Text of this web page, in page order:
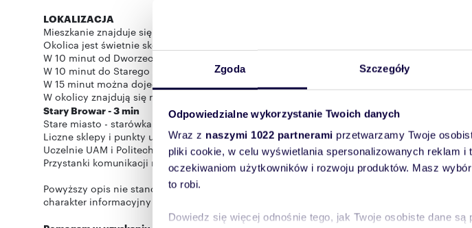
Zgoda Szczegóły
Odpowiedzialne wykorzystanie Twoich danych
Wraz z naszymi 1022 partnerami przetwarzamy Twoje
pliki cookie, w celu wyświetlania spersonalizowanych reklam
oczekiwaniom użytkowników i rozwoju produktów. Masz
to robi.
Dowiedz się więcej odnośnie tego, jak Twoje osobiste dane
LOKALIZACJA
Mieszkanie znajduje się przy ul. Dąbrówka lokalizacja jest jedną z najchętniej
Okolica jest świetnie skomunikowana z całym Poznaniem (centrum poznania).
W 10 minut od Dworzec Główny.
W 10 minut do Starego Rynku.
W 15 minut można dojechać do wjazdu na autostradę A2.
W okolicy znajdują się między innymi:
Stary Browar - 3 min
Stare miasto - starówka
Liczne sklepy i punkty usługowe Tereny spacerowe nad Wartą
Uczelnie UAM i Politechnika
Przystanki komunikacji miejskiej
Powyższy opis nie stanowi oferty w rozumieniu przepisu art. 66 § 1 Kodeksu cywilnego, a
charakter informacyjny i mogą ulec zmianie.